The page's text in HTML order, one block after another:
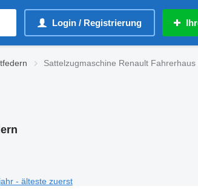
Login / Registrierung
Sattelzugmaschine Renault Fahrerhaus
- älteste zuerst